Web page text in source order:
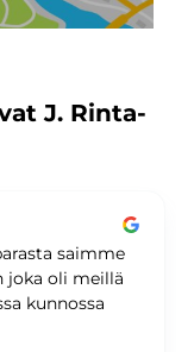
J. Rinta-
saimme
joka oli meillä
kunnossa